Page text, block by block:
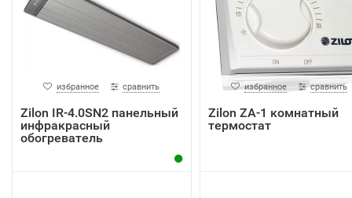
избранное сравнить
Zilon IR-4.0SN2 панельный
инфракрасный
обогреватель
избранное сравнить
Zilon ZA-1 комнатный
термостат